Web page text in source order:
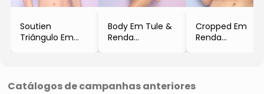
Soutien
Triângulo Em
Body Em Tule &
Renda
Cropped Em
Renda
Catálogos de campanhas anteriores